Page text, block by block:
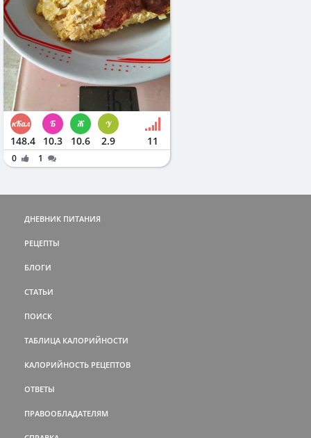
148.4 10.3 10.6 2.9 11
0 1
ДНЕВНИК ПИТАНИЯ
РЕЦЕПТЫ
БЛОГИ
СТАТЬИ
ПОИСК
ТАБЛИЦА КАЛОРИЙНОСТИ
КАЛОРИЙНОСТЬ РЕЦЕПТОВ
ОТВЕТЫ
ПРАВООБЛАДАТЕЛЯМ